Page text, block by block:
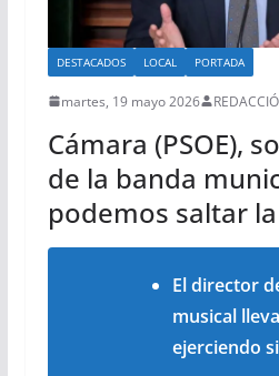
DESTACADOS LOCAL PORTADA
martes, 19 mayo 2026
Cámara (PSOE),
de la banda
podemos saltar
El director
musical
ejerciendo